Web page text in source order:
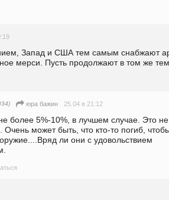
Запад и США тем самым снабжают
мерси. Пусть продолжают в том же
юра бажин 25.04 в 21:12
более 5%-10%, в лучшем случае. Это не
может быть, что кто-то погиб,
оружие....Вряд ли они с удовольствием